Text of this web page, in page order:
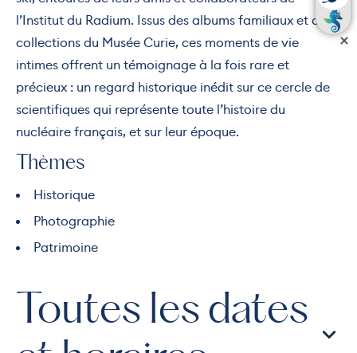
l’Institut du Radium. Issus des albums familiaux et des
collections du Musée Curie, ces moments de vie
intimes offrent un témoignage à la fois rare et
précieux : un regard historique inédit sur ce cercle de
scientifiques qui représente toute l’histoire du
nucléaire français, et sur leur époque.
Thèmes
Historique
Photographie
Patrimoine
Toutes les dates